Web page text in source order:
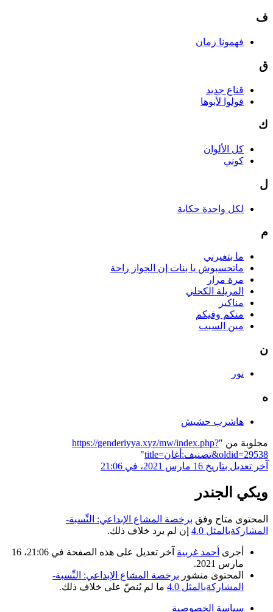
ف
فهمونا زمان
ق
قناع جديد
قولوا لأبوها
ك
كل الألوان
كوني
ل
لكل واحدة حكاية
م
ما بتغيرني
ماتحسبوش يا بنات إن الجواز راحة
مرة مرار
المريلة الكحلي
مناكير
منكم وفيكم
مين السبب
ن
نور
ه
هاشرب حشيش
مجلوبة من "https://genderiyya.xyz/mw/index.php?
title=تصنيف:أغان&oldid=29538
"
آخر تعديل بتاريخ 16 مارس 2021، في 21:06
ويكي الجندر
المحتوى متاح وفق برخصة المشاع الإبداعي: النِّسبة-
المشاركةبالمثل 4.0
إن لم يرد خلاف ذلك.
أجرى أحمد غربية
آخر تعديل على هذه الصفحة في 21:06، 16
مارس 2021.
المحتوى منشور برخصة المشاع الإبداعي: النِّسبة-
المشاركةبالمثل 4.0
ما لم يُنصّ على خلاف ذلك.
سياسة الخصوصية